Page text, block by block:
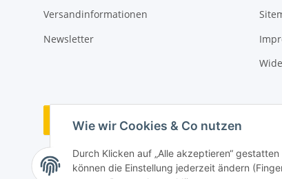
Wie wir Cookies & Co nutzen
Durch Klicken auf „Alle akzeptieren“
können die Einstellung jederzeit ändern
Versandinformationen
Newsletter
Vertrag widerrufen